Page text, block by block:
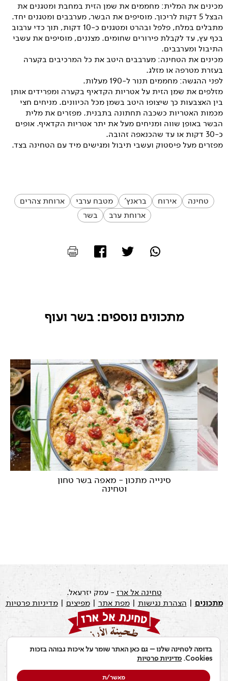
מכינים את המלית: מחממים את שמן הזית במחבת ומטגנים את
הבצל 5 דקות לריכוך. מוסיפים את הבשר, מערבבים ומטגנים יחד.
מתבלים במלח, פלפל ובהרט ומטגנים כ-10 דקות, תוך כדי ערבוב
בכף עץ, עד לקבלת פירורים שחומים. מצננים, מוסיפים את עשבי
התיבול ומערבבים.
מכינים את הטחינה: מערבבים היטב את כל המרכיבים בקערה
בעזרת מטרפה או מזלג.
לפני ההגשה: מחממים תנור ל-190 מעלות.
מזלפים את שמן הזית על אטריות הקדאיף בקערה ומפרידים אותן
בין האצבעות כך שיצופו היטב בשמן מכל הכיוונים. מניחים חצי
מכמות האטריות כשכבה תחתונה בתבנית. מפזרים את מלית
הבשר באופן שווה ומניחים מעל את יתר אטריות הקדאיף. אופים
כ-30 דקות או עד שהכנאפה זהובה.
מפזרים מעל פיסטוק ועשבי תיבול ומגישים מיד עם הטחינה בצד.
טחינה אירוח בראנץ' מטבח ערבי
ארוחת צהרים
ארוחת ערב
בשר
מתכונים נוספים: בשר ועוף
סינייה מתכון - מאפה בשר טחון
וטחינה
טחינה אל ארז- עמק יזרעאל.
מתכונים | הצהרת נגישות |מפת אתר |מפיצים |מדיניות פרטיות
עודכן לאחרונה ב: 19.07.2026
בדומה לטחינה שלנו – גם כאן האתר שומר על איכות גבוהה בזכות
Cookies. מדיניות פרטיות
מאשר/ת